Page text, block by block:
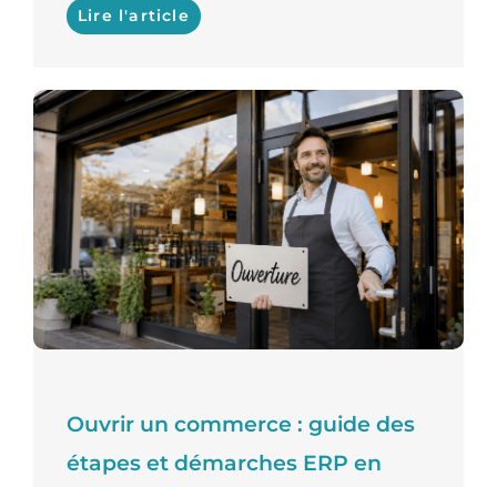
Lire l'article
Ouvrir un commerce : guide des
étapes et démarches ERP en